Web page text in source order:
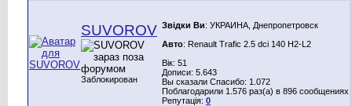
SUVOROV
Заблокирован
Звідки Ви: УКРАИНА, Днепропетровск
Авто: Renault Trafic 2.5 dci 140 H2-L2
Вік: 51
Дописи: 5.643
Вы сказали Спасибо: 1.072
Поблагодарили 1.576 раз(а) в 896 сообщениях
Репутація: 0